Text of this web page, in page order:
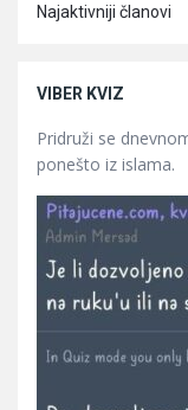
Najaktivniji članovi
VIBER KVIZ
Pridruži se
ponešto iz islama.